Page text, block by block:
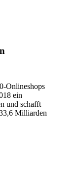
Onlineshops
ein
und schafft
Milliarden